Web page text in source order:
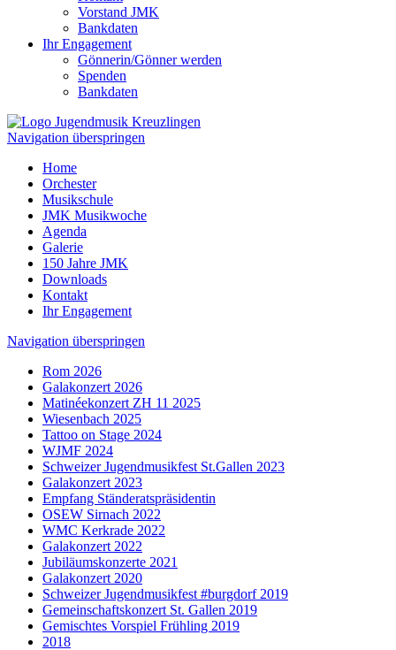
Vorstand JMK
Bankdaten
Ihr Engagement
Gönnerin/Gönner werden
Spenden
Bankdaten
Navigation überspringen
Home
Orchester
Musikschule
JMK Musikwoche
Agenda
Galerie
150 Jahre JMK
Downloads
Kontakt
Ihr Engagement
Navigation überspringen
Rom 2026
Galakonzert 2026
Matinéekonzert ZH 11 2025
Wiesenbach 2025
Tattoo on Stage 2024
WJMF 2024
Schweizer Jugendmusikfest St.Gallen 2023
Galakonzert 2023
Empfang Ständeratspräsidentin
OSEW Sirnach 2022
WMC Kerkrade 2022
Galakonzert 2022
Jubiläumskonzerte 2021
Galakonzert 2020
Schweizer Jugendmusikfest #burgdorf 2019
Gemeinschaftskonzert St. Gallen 2019
Gemischtes Vorspiel Frühling 2019
2018